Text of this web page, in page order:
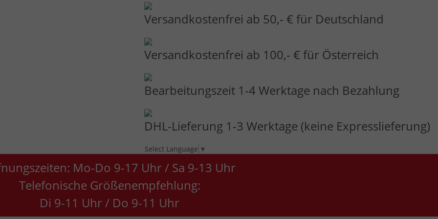
Versandkostenfrei ab 50,- € für Deutschland
Versandkostenfrei ab 100,- € für Österreich
Bearbeitungszeit 1-4 Werktage nach Bezahlung
DHL-Lieferung 1-3 Werktage (keine Expresslieferung)
Select Language ▼
Mo-Do 9-17 Uhr / Sa 9-13 Uhr
Telefonische Größenempfehlung:
Di 9-11 Uhr / Do 9-11 Uhr